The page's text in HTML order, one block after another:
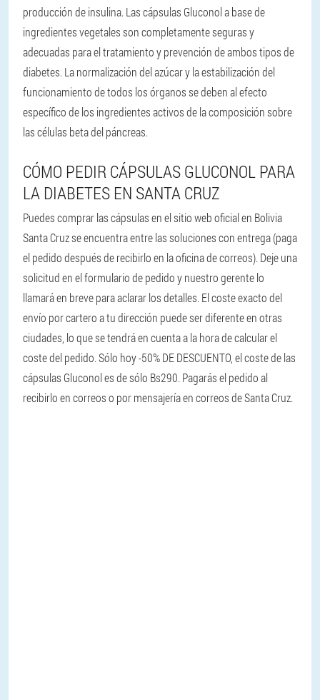
producción de insulina. Las cápsulas Gluconol a base de
ingredientes vegetales son completamente seguras y
adecuadas para el tratamiento y prevención de ambos tipos de
diabetes. La normalización del azúcar y la estabilización del
funcionamiento de todos los órganos se deben al efecto
específico de los ingredientes activos de la composición sobre
las células beta del páncreas.
CÓMO PEDIR CÁPSULAS GLUCONOL PARA
LA DIABETES EN SANTA CRUZ
Puedes comprar las cápsulas en el sitio web oficial en Bolivia
Santa Cruz se encuentra entre las soluciones con entrega (paga
el pedido después de recibirlo en la oficina de correos). Deje una
solicitud en el formulario de pedido y nuestro gerente lo
llamará en breve para aclarar los detalles. El coste exacto del
envío por cartero a tu dirección puede ser diferente en otras
ciudades, lo que se tendrá en cuenta a la hora de calcular el
coste del pedido. Sólo hoy -50% DE DESCUENTO, el coste de las
cápsulas Gluconol es de sólo Bs290. Pagarás el pedido al
recibirlo en correos o por mensajería en correos de Santa Cruz.